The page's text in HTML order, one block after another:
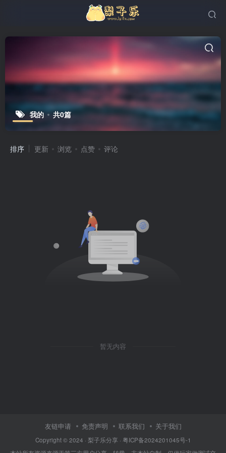
我的 共0篇
排序 更新 浏览 点赞 评论
暂无内容
友链申请 免责声明 联系我们 关于我们
Copyright © 2024 · 梨子乐分享· 粤ICP备2024201045号-1